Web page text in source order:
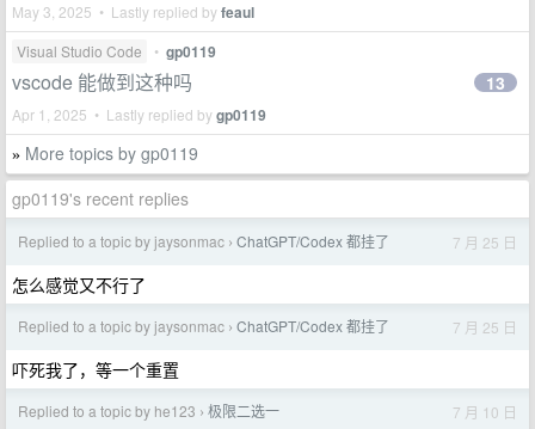
May 3, 2025 • Lastly replied byfeaul
Visual Studio Code • gp0119
vscode 能做到这种吗
Apr 1, 2025 • Lastly replied bygp0119
13
» More topics by gp0119
gp0119's recent replies
Replied to a topic by jaysonmac › ChatGPT/Codex 都挂了 7 月 25 日
怎么感觉又不行了
Replied to a topic by jaysonmac › ChatGPT/Codex 都挂了 7 月 25 日
吓死我了，等一个重置
Replied to a topic by he123 › 极限二选一 7 月 10 日